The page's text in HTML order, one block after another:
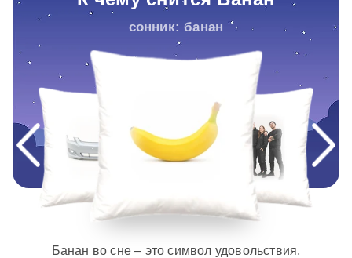
сонник: банан
Банан во сне – это символ удовольствия,